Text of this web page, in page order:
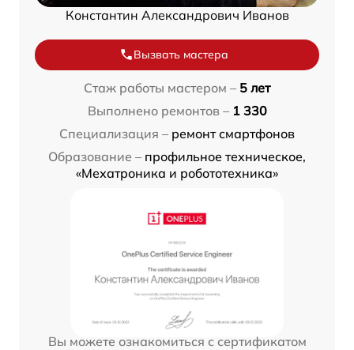
Константин Александрович Иванов
Вызвать мастера
Стаж работы мастером – 5 лет
Выполнено ремонтов – 1 330
Специализация – ремонт смартфонов
Образование – профильное техническое,
«Мехатроника и робототехника»
Вы можете ознакомиться с сертификатом